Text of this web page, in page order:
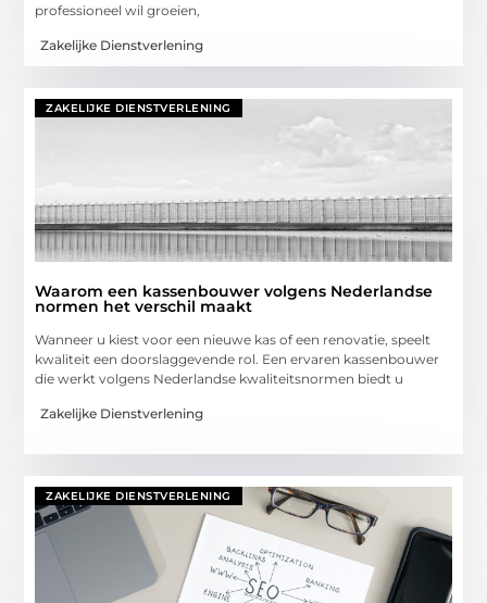
professioneel wil groeien,
Zakelijke Dienstverlening
ZAKELIJKE DIENSTVERLENING
Waarom een kassenbouwer volgens Nederlandse
normen het verschil maakt
Wanneer u kiest voor een nieuwe kas of een renovatie, speelt
kwaliteit een doorslaggevende rol. Een ervaren kassenbouwer
die werkt volgens Nederlandse kwaliteitsnormen biedt u
Zakelijke Dienstverlening
ZAKELIJKE DIENSTVERLENING